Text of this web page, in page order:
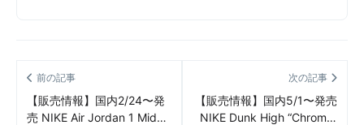
前の記事
【販売情報】国内2/24〜発
売 NIKE Air Jordan 1 Mid
次の記事
【販売情報】国内5/1〜発売
NIKE Dunk High “Chrome”